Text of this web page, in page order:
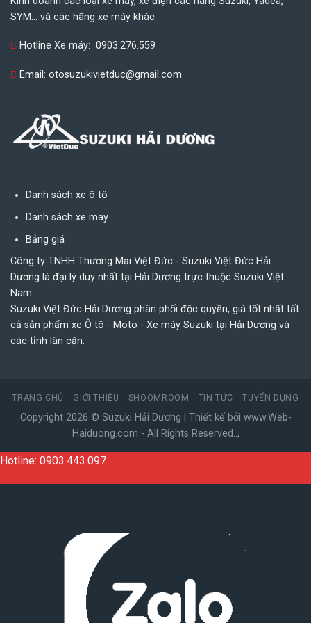
SYM... và các hãng xe máy khác
Hotline Xe máy: 0903.276.559
Email: otosuzukivietduc@gmail.com
Danh sách xe ô tô
Danh sách xe may
Bảng giá
Công ty TNHH Thương Mại Việt Đức - Suzuki Việt Đức Hải
Dương là đại lý duy nhất tại Hải Dương trực thuộc Suzuki Việt
Nam.
Suzuki Việt Đức Hải Dương phân phối độc quyền, giá tốt nhất tất
cả sản phẩm xe Ô tô - Moto - Xe máy Suzuki tại Hải Dương và
các tỉnh lân cận.
TRANG CHỦ GIỚI THIỆU SHOOMROOM TIN TỨC TUYỂN DỤNG
Copyright 2026 © Suzuki Hải Dương | Thiết kế bởi www.Web-
Haiduong.com - All Rights Reserved..,
Hotline: 0903.443.097